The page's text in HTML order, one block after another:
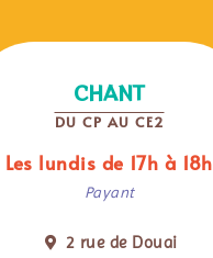
CHANT
DU CP AU CE2
Les lundis de 17h à 18h
Payant
2 rue de Douai